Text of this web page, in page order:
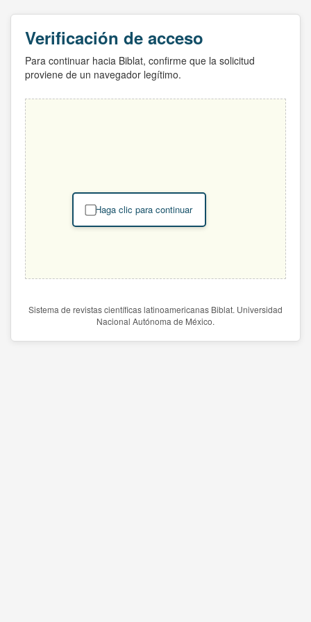
Verificación de acceso
Para continuar hacia Biblat, confirme que la solicitud
proviene de un navegador legítimo.
Haga clic para continuar
Sistema de revistas científicas latinoamericanas Biblat. Universidad
Nacional Autónoma de México.